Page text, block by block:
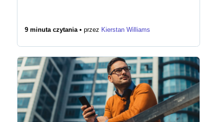
9 minuta czytania • przez Kierstan Williams